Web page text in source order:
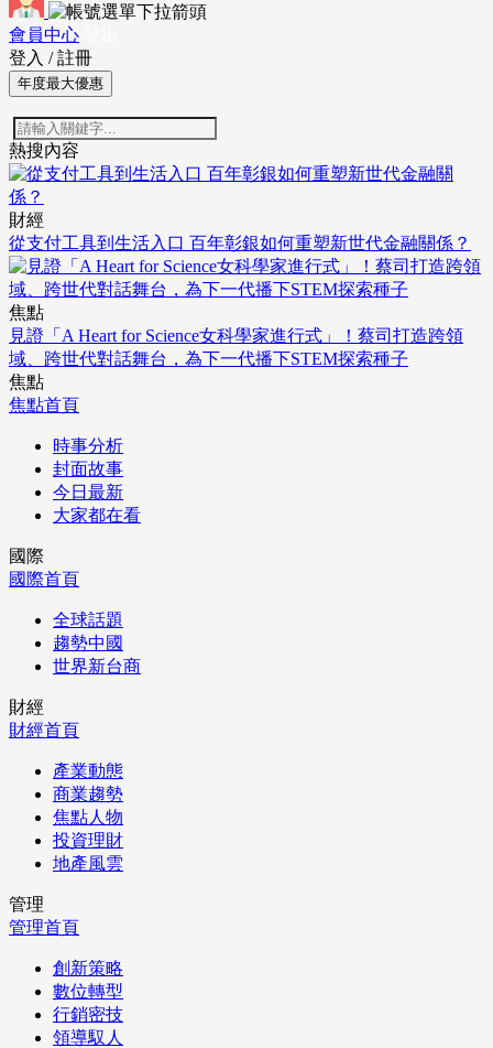
會員中心
登入 / 註冊
年度最大優惠
熱搜內容
財經
從支付工具到生活入口 百年彰銀如何重塑新世代金融關係？
焦點
見證「A Heart for Science女科學家進行式」！蔡司打造跨領
域、跨世代對話舞台，為下一代播下STEM探索種子
焦點
焦點首頁
時事分析
封面故事
今日最新
大家都在看
國際
國際首頁
全球話題
趨勢中國
世界新台商
財經
財經首頁
產業動態
商業趨勢
焦點人物
投資理財
地產風雲
管理
管理首頁
創新策略
數位轉型
行銷密技
領導馭人